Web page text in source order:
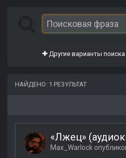
Другие варианты поиска
НАЙДЕНО: 1 РЕЗУЛЬТАТ
«Лжец»
Max_Warlock